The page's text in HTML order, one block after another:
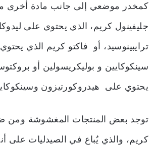
كمخدر موضعي إلى جانب مادة أخرى
جليفينول كريم، الذي يحتوي على
ترايبينوسيد، أو فاكتو كريم الذي
سينكوكايين و بوليكريسولين أو
يحتوي على هيدروكورتيزون
كريم، والذي يُباع في الصيدليات على